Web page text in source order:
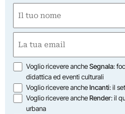
(Required)
First
(Required)
Opzioni
Voglio ricevere ancheSegnala:
didattica ed eventi culturali
Voglio ricevere ancheIncanti: il
Voglio ricevere ancheRender: il
urbana